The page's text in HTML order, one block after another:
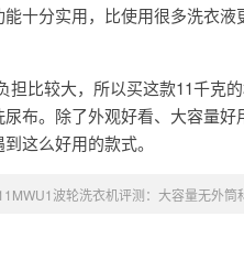
十分实用，比使用很多洗衣液
比较大，所以买这款11千克
布。除了外观好看、大容量好
这么好用的款式。
波轮洗衣机评测：大容量无外筒